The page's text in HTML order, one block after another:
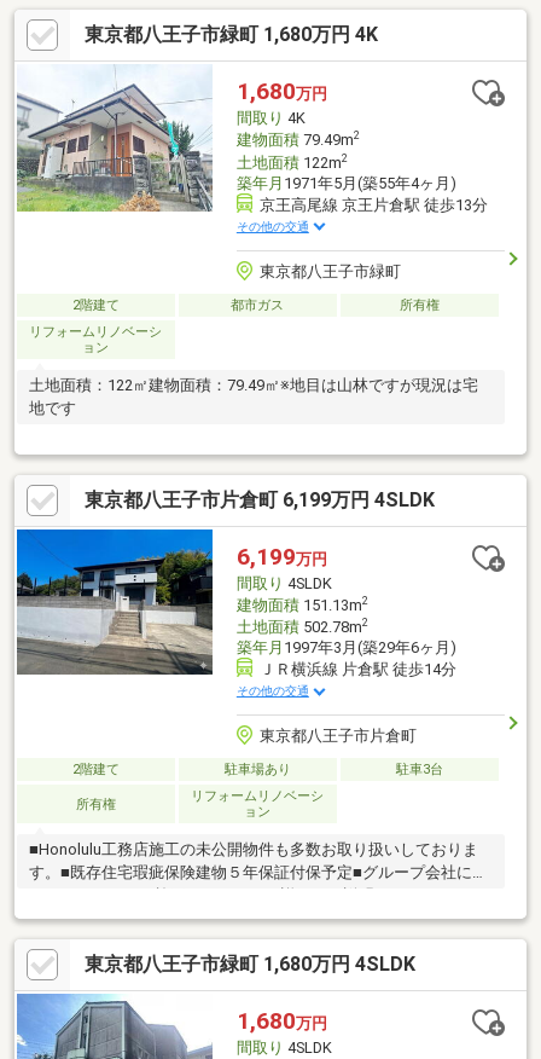
帖、ウォークインクローゼットあり・カースペース２台分あり電
動シャッター付ビルトインガレージ（地下車庫）１台分、カース
ペース１台分（車種による）地階のビルトインガレージから階段
で１階キッチンにアプローチすることができます・南面ウッドデ
ッキ、庭あり・全居室南向き 陽当り良好 ・IHクッキングヒー
ター採用
東京都八王子市緑町 1,680万円 4K
1,680万円
間取り 4K
建物面積79.49m2
土地面積122m2
築年月 1971年5月(築55年4ヶ月)
京王高尾線 京王片倉駅 徒歩13分
その他の交通
東京都八王子市緑町
2階建て 都市ガス
所有権
リフォームリノベーシ
ョン
土地面積：122㎡建物面積：79.49㎡※地目は山林ですが現況は宅
地です
東京都八王子市片倉町 6,199万円 4SLDK
6,199万円
間取り 4SLDK
建物面積151.13m2
土地面積502.78m2
築年月 1997年3月(築29年6ヶ月)
ＪＲ横浜線 片倉駅 徒歩14分
その他の交通
東京都八王子市片倉町
2階建て 駐車場あり 駐車3台
所有権
リフォームリノベーシ
ョン
■Honolulu工務店施工の未公開物件も多数お取り扱いしておりま
す。■既存住宅瑕疵保険建物５年保証付保予定■グループ会社によ
部屋の居室と大きいサイズの納戸があります！■カースペース6台
の駐車スペースがあります。■全居室に収納付き付き■LDKはなん
と２1帖超■移動式パントリーつき！■ゆったりと寛げる一坪タイ
プのユニットバス
東京都八王子市緑町 1,680万円 4SLDK
1,680万円
間取り 4SLDK